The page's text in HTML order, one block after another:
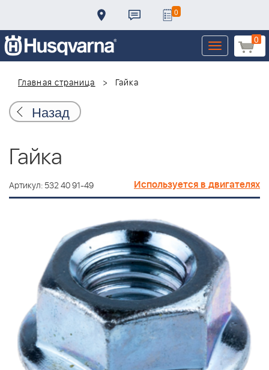
0
0
Toggle
navigation
Главная страница
Гайка
Назад
Гайка
Артикул: 532 40 91-49 Используется в двигателях